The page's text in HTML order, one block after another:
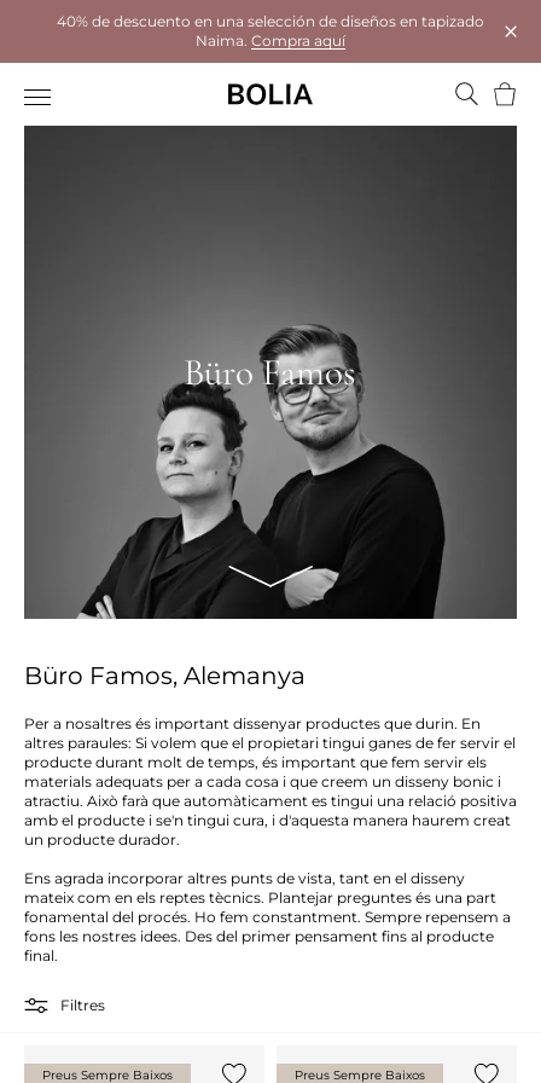
40% de descuento en una selección de diseños en tapizado
Naima. Compra aquí
Büro Famos
Büro Famos, Alemanya
Per a nosaltres és important dissenyar productes que durin. En
altres paraules: Si volem que el propietari tingui ganes de fer servir el
producte durant molt de temps, és important que fem servir els
materials adequats per a cada cosa i que creem un disseny bonic i
atractiu. Això farà que automàticament es tingui una relació positiva
amb el producte i se'n tingui cura, i d'aquesta manera haurem creat
un producte durador.
Ens agrada incorporar altres punts de vista, tant en el disseny
mateix com en els reptes tècnics. Plantejar preguntes és una part
fonamental del procés. Ho fem constantment. Sempre repensem a
fons les nostres idees. Des del primer pensament fins al producte
final.
Filtres
Preus Sempre Baixos Preus Sempre Baixos